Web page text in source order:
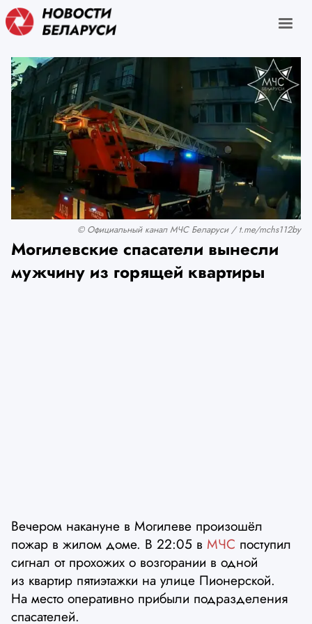
© Официальный канал МЧС Беларуси / t.me/mchs112by
Могилевские спасатели вынесли
мужчину из горящей квартиры
Вечером накануне в Могилеве произошёл
пожар в жилом доме. В 22:05 в МЧС поступил
сигнал от прохожих о возгорании в одной
из квартир пятиэтажки на улице Пионерской.
На место оперативно прибыли подразделения
спасателей.